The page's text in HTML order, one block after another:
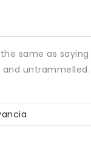
same as
untrammelled.